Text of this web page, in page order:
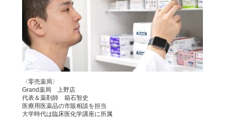
〈零売薬局〉
Grand薬局 上野店
代表＆薬剤師 箱石智史
医療用医薬品の市販相談を担当
大学時代は臨床医化学講座に所属